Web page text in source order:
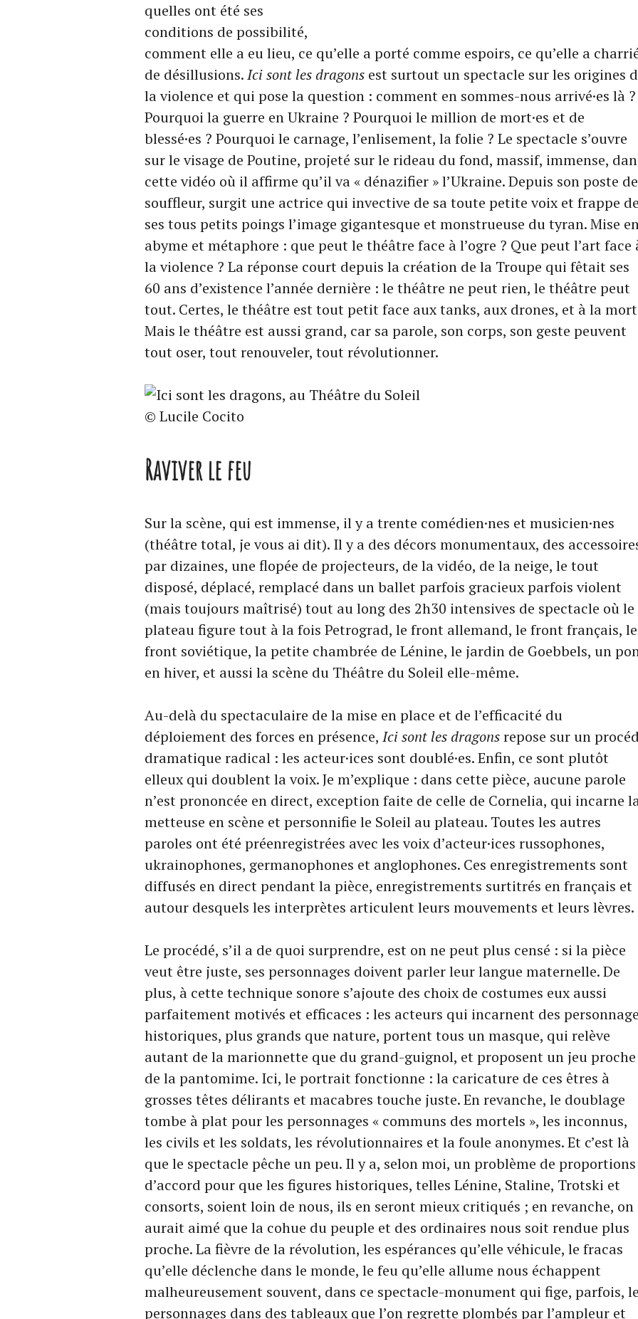
quelles ont été ses
conditions de possibilité,
comment elle a eu lieu, ce qu’elle a porté comme espoirs, ce qu’elle a
de désillusions.Ici sont les dragons est surtout un spectacle sur les origines
la violence et qui pose la question : comment en sommes-nous arrivé·es là ?
Pourquoi la guerre en Ukraine ? Pourquoi le million de mort·es et de
blessé·es ? Pourquoi le carnage, l’enlisement, la folie ? Le spectacle s’ouvre
sur le visage de Poutine, projeté sur le rideau du fond, massif, immense,
cette vidéo où il affirme qu’il va « dénazifier » l’Ukraine. Depuis son poste de
souffleur, surgit une actrice qui invective de sa toute petite voix et frappe
ses tous petits poings l’image gigantesque et monstrueuse du tyran. Mise
abyme et métaphore : que peut le théâtre face à l’ogre ? Que peut l’art face
la violence ? La réponse court depuis la création de la Troupe qui fêtait ses
60 ans d’existence l’année dernière : le théâtre ne peut rien, le théâtre peut
tout. Certes, le théâtre est tout petit face aux tanks, aux drones, et à la
Mais le théâtre est aussi grand, car sa parole, son corps, son geste peuvent
tout oser, tout renouveler, tout révolutionner.
© Lucile Cocito
Raviver le feu
Sur la scène, qui est immense, il y a trente comédien·nes et musicien·nes
(théâtre total, je vous ai dit). Il y a des décors monumentaux, des
par dizaines, une flopée de projecteurs, de la vidéo, de la neige, le tout
disposé, déplacé, remplacé dans un ballet parfois gracieux parfois violent
(mais toujours maîtrisé) tout au long des 2h30 intensives de spectacle où le
plateau figure tout à la fois Petrograd, le front allemand, le front français, le
front soviétique, la petite chambrée de Lénine, le jardin de Goebbels, un
en hiver, et aussi la scène du Théâtre du Soleil elle-même.
Au-delà du spectaculaire de la mise en place et de l’efficacité du
déploiement des forces en présence,Ici sont les dragonsrepose sur un
dramatique radical : les acteur·ices sont doublé·es. Enfin, ce sont plutôt
elleux qui doublent la voix. Je m’explique : dans cette pièce, aucune parole
n’est prononcée en direct, exception faite de celle de Cornelia, qui incarne
metteuse en scène et personnifie le Soleil au plateau. Toutes les autres
paroles ont été préenregistrées avec les voix d’acteur·ices russophones,
ukrainophones, germanophones et anglophones. Ces enregistrements sont
diffusés en direct pendant la pièce, enregistrements surtitrés en français et
autour desquels les interprètes articulent leurs mouvements et leurs lèvres.
Le procédé, s’il a de quoi surprendre, est on ne peut plus censé : si la pièce
veut être juste, ses personnages doivent parler leur langue maternelle. De
plus, à cette technique sonore s’ajoute des choix de costumes eux aussi
parfaitement motivés et efficaces : les acteurs qui incarnent des
historiques, plus grands que nature, portent tous un masque, qui relève
autant de la marionnette que du grand-guignol, et proposent un jeu proche
de la pantomime. Ici, le portrait fonctionne : la caricature de ces êtres à
grosses têtes délirants et macabres touche juste. En revanche, le doublage
tombe à plat pour les personnages « communs des mortels », les inconnus,
les civils et les soldats, les révolutionnaires et la foule anonymes. Et c’est là
que le spectacle pêche un peu. Il y a, selon moi, un problème de
d’accord pour que les figures historiques, telles Lénine, Staline, Trotski et
consorts, soient loin de nous, ils en seront mieux critiqués ; en revanche, on
aurait aimé que la cohue du peuple et des ordinaires nous soit rendue plus
proche. La fièvre de la révolution, les espérances qu’elle véhicule, le fracas
qu’elle déclenche dans le monde, le feu qu’elle allume nous échappent
malheureusement souvent, dans ce spectacle-monument qui fige, parfois,
personnages dans des tableaux que l’on regrette plombés par l’ampleur et